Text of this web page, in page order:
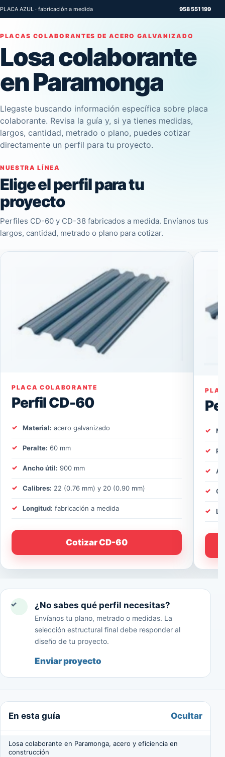
PLACA AZUL · fabricación a medida 958 551 199
PLACAS COLABORANTES DE ACERO GALVANIZADO
Losa colaborante
en Paramonga
Llegaste buscando información específica sobre placa
colaborante. Revisa la guía y, si ya tienes medidas,
largos, cantidad, metrado o plano, puedes cotizar
directamente un perfil para tu proyecto.
NUESTRA LÍNEA
Elige el perfil para tu
proyecto
Perfiles CD-60 y CD-38 fabricados a medida. Envíanos tus
largos, cantidad, metrado o plano para cotizar.
PLACA COLABORANTE
Perfil CD-60
Material: acero galvanizado
Peralte: 60 mm
Ancho útil: 900 mm
Calibres: 22 (0.76 mm) y 20 (0.90 mm)
Longitud: fabricación a medida
Cotizar CD-60
✓ ¿No sabes qué perfil necesitas?
Envíanos tu plano, metrado o medidas. La
selección estructural final debe responder al
diseño de tu proyecto.
Enviar proyecto
En esta guía Ocultar
Losa colaborante en Paramonga, acero y eficiencia en
construcción